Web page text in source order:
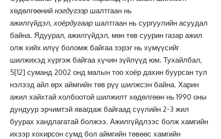
хөдөлгөөний нэгдүгээр шалтгаан нь
ажилгүйдэл,хоёрдугаар шалтгаан нь сургуулийн асуудал
байна. Ядуурал, ажилгүйдэл, мөн төв суурин газар ажил
олж хийх илүү боломж байгаа зэрэг нь хүмүүсийг
шилжихэд хүргэж байгаа хүчин зүйлүүд юм. Тухайлбал,
5[12] суманд 2002 онд малын тоо хоёр дахин буурсан тул
нэлээд айл өрх аймгийн төв рүү шилжсэн байна. Харин
ажил хайхтай холбоотой шилжилт хөдөлгөөн нь 1990 оны
дундуур эрчимтэй явагдаж байгаад сүүлийн 2-3 жил
буурах хандлагатай болжээ. Ажилгүйдлээс болж хамгийн
ихээр хохирсон сумд бол аймгийн төвөөс хамгийн